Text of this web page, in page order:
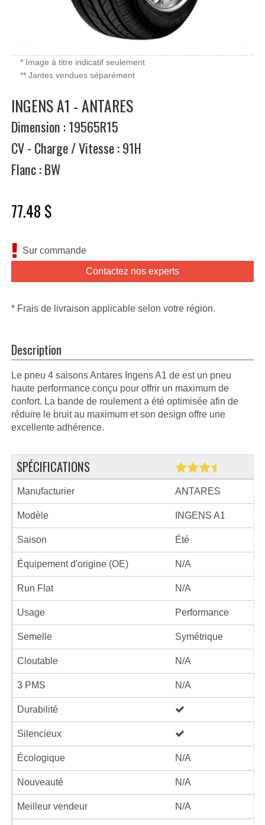
* Image à titre indicatif seulement
** Jantes vendues séparément
INGENS A1 - ANTARES
Dimension : 19565R15
CV - Charge / Vitesse : 91H
Flanc : BW
77.48 $
Sur commande
Contactez nos experts
* Frais de livraison applicable selon votre région.
Description
Le pneu 4 saisons Antares Ingens A1 de est un pneu
haute performance conçu pour offrir un maximum de
confort. La bande de roulement a été optimisée afin de
réduire le bruit au maximum et son design offre une
excellente adhérence.
SPÉCIFICATIONS
Manufacturier ANTARES
Modèle INGENS A1
Saison Été
Équipement d'origine (OE) N/A
Run Flat N/A
Usage Performance
Semelle Symétrique
Cloutable N/A
3 PMS N/A
Durabilité
Silencieux
Écologique N/A
Nouveauté N/A
Meilleur vendeur N/A